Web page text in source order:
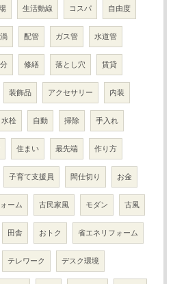
生活動線 コスパ 自由度
配管 ガス管 水道管
修繕 落とし穴 賃貸
装飾品 アクセサリー 内装
水栓 自動 掃除 手入れ
住まい 最先端 作り方
子育て支援員 間仕切り お金
ーム 古民家風 モダン 古風
田舎 おトク 省エネリフォーム
テレワーク デスク環境